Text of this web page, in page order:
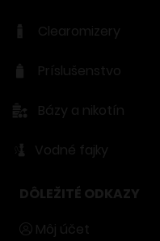
Clearomizery
Príslušenstvo
Bázy a nikotín
Vodné fajky
DÔLEŽITÉ ODKAZY
Môj účet